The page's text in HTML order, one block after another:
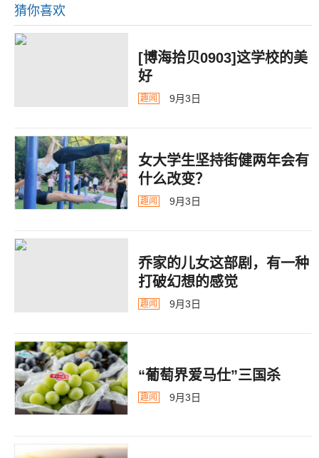
猜你喜欢
[博海拾贝0903]这学校的美
好
趣闻 9月3日
女大学生坚持街健两年会有
什么改变？
趣闻 9月3日
乔家的儿女这部剧，有一种
打破幻想的感觉
趣闻 9月3日
“葡萄界爱马仕”三国杀
趣闻 9月3日